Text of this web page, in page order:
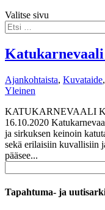
Valitse sivu
Ajankohtaista, Kuvataide,
Yleinen
KATUKARNEVAALI
16.10.2020
ja sirkuksen keinoin
sekä erilaisiin kuvallisiin
pääsee...
Tapahtuma- ja